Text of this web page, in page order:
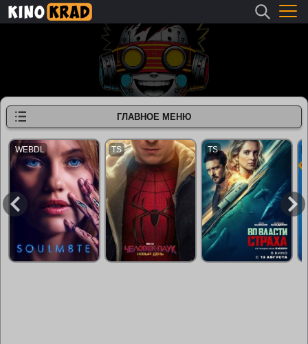
ГЛАВНОЕ МЕНЮ